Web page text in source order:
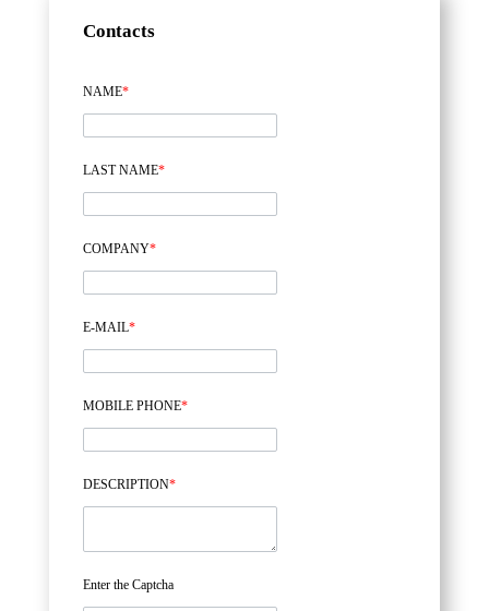
Contacts
NAME*
LAST NAME*
COMPANY*
E-MAIL*
MOBILE PHONE*
DESCRIPTION*
Enter the Captcha